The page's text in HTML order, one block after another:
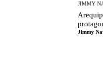
JIMMY
Jimmy